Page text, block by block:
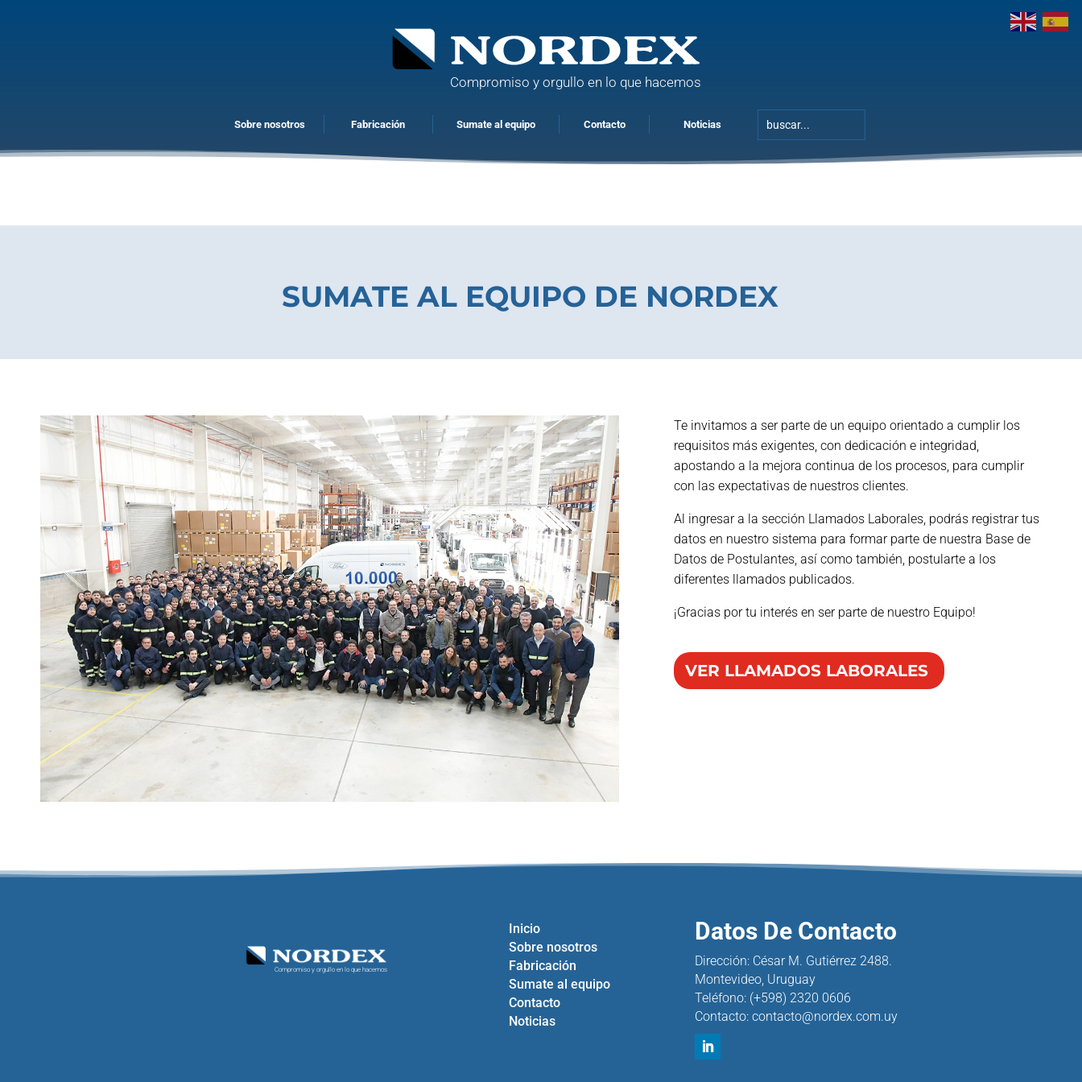
Compromiso y orgullo en lo que hacemos
Sobre nosotros Fabricación Sumate al equipo Contacto Noticias
SUMATE AL EQUIPO DE NORDEX
Te invitamos a ser parte de un equipo orientado a cumplir los
requisitos más exigentes, con dedicación e integridad,
apostando a la mejora continua de los procesos, para cumplir
con las expectativas de nuestros clientes.
Al ingresar a la sección Llamados Laborales, podrás registrar tus
datos en nuestro sistema para formar parte de nuestra Base de
Datos de Postulantes, así como también, postularte a los
diferentes llamados publicados.
¡Gracias por tu interés en ser parte de nuestro Equipo!
VER LLAMADOS LABORALES
Compromiso y orgullo en lo que hacemos
Inicio
Sobre nosotros
Fabricación
Sumate al equipo
Contacto
Noticias
Datos De Contacto
Dirección: César M. Gutiérrez 2488.
Montevideo, Uruguay
Teléfono: (+598) 2320 0606
Contacto: contacto@nordex.com.uy